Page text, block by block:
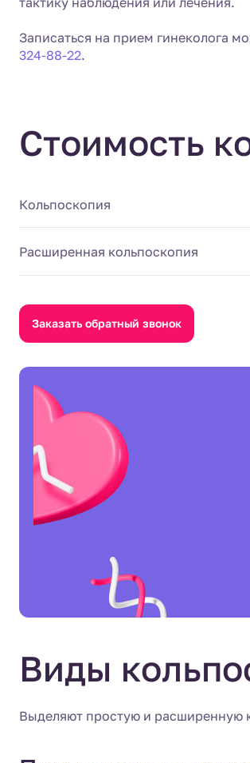
Записаться на прием гинеколога
324-88-22.
Стоимость
Кольпоскопия
Расширенная кольпоскопия
Заказать обратный звонок
Виды
Выделяют простую и расширенную